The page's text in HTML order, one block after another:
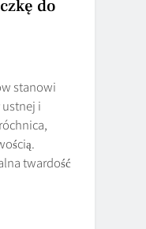
do
stanowi
i
twardość